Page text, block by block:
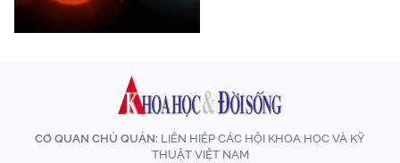
CƠ QUAN CHỦ QUẢN: LIÊN HIỆP CÁC HỘI KHOA HỌC VÀ KỸ
THUẬT VIỆT NAM